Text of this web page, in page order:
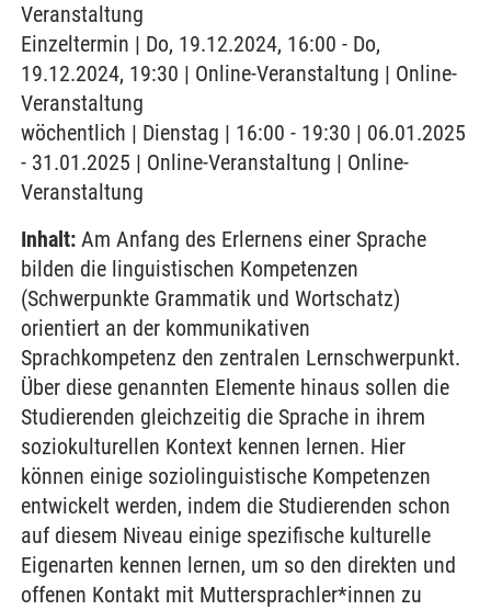
Veranstaltung
Einzeltermin | Do, 19.12.2024, 16:00 - Do,
19.12.2024, 19:30 | Online-Veranstaltung | Online-
Veranstaltung
wöchentlich | Dienstag | 16:00 - 19:30 | 06.01.2025
- 31.01.2025 | Online-Veranstaltung | Online-
Veranstaltung
Inhalt: Am Anfang des Erlernens einer Sprache
bilden die linguistischen Kompetenzen
(Schwerpunkte Grammatik und Wortschatz)
orientiert an der kommunikativen
Sprachkompetenz den zentralen Lernschwerpunkt.
Über diese genannten Elemente hinaus sollen die
Studierenden gleichzeitig die Sprache in ihrem
soziokulturellen Kontext kennen lernen. Hier
können einige soziolinguistische Kompetenzen
entwickelt werden, indem die Studierenden schon
auf diesem Niveau einige spezifische kulturelle
Eigenarten kennen lernen, um so den direkten und
offenen Kontakt mit Muttersprachler*innen zu